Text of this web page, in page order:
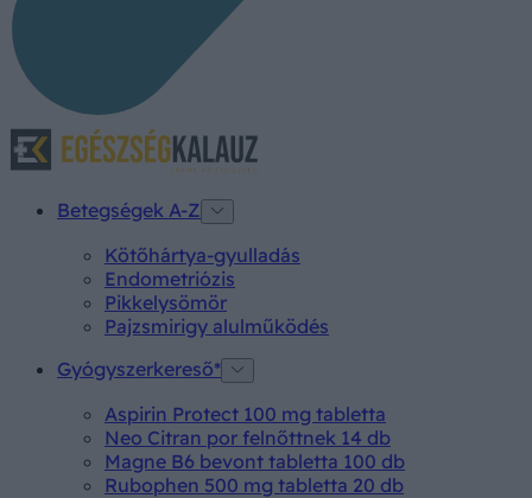
Betegségek A-Z
Kötőhártya-gyulladás
Endometriózis
Pikkelysömör
Pajzsmirigy alulműködés
Gyógyszerkereső*
Aspirin Protect 100 mg tabletta
Neo Citran por felnőttnek 14 db
Magne B6 bevont tabletta 100 db
Rubophen 500 mg tabletta 20 db